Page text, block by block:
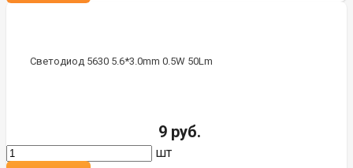
Светодиод 5630 5.6*3.0mm 0.5W 50Lm
9 руб.
шт